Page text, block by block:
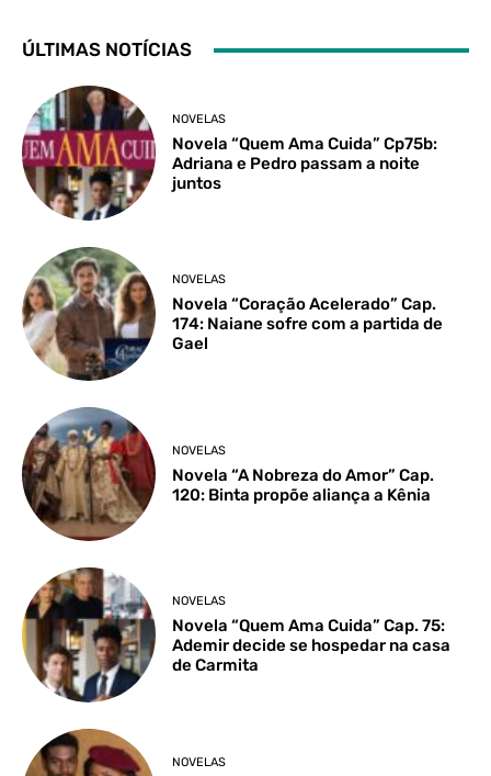
ÚLTIMAS NOTÍCIAS
NOVELAS
Novela “Quem Ama Cuida” Cp75b:
Adriana e Pedro passam a noite
juntos
NOVELAS
Novela “Coração Acelerado” Cap.
174: Naiane sofre com a partida de
Gael
NOVELAS
Novela “A Nobreza do Amor” Cap.
120: Binta propõe aliança a Kênia
NOVELAS
Novela “Quem Ama Cuida” Cap. 75:
Ademir decide se hospedar na casa
de Carmita
NOVELAS